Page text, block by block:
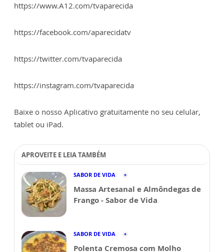
https://www.A12.com/tvaparecida
https://facebook.com/aparecidatv
https://twitter.com/tvaparecida
https://instagram.com/tvaparecida
Baixe o nosso Aplicativo gratuitamente no seu celular,
tablet ou iPad.
APROVEITE E LEIA TAMBÉM
SABOR DE VIDA
Massa Artesanal e Almôndegas de
Frango - Sabor de Vida
SABOR DE VIDA
Polenta Cremosa com Molho